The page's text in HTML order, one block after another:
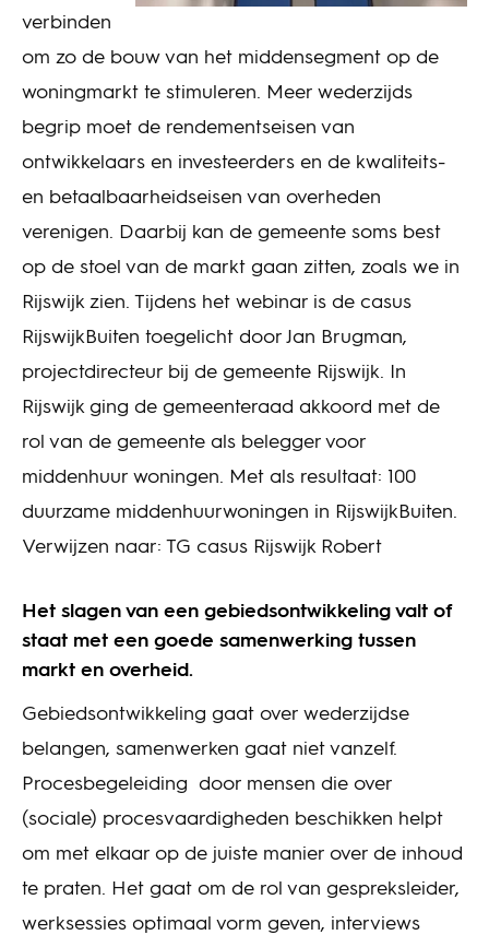
verbinden
om zo de bouw van het middensegment op de
woningmarkt te stimuleren. Meer wederzijds
begrip moet de rendementseisen van
ontwikkelaars en investeerders en de kwaliteits-
en betaalbaarheidseisen van overheden
verenigen. Daarbij kan de gemeente soms best
op de stoel van de markt gaan zitten, zoals we in
Rijswijk zien. Tijdens het webinar is de casus
RijswijkBuiten toegelicht door Jan Brugman,
projectdirecteur bij de gemeente Rijswijk. In
Rijswijk ging de gemeenteraad akkoord met de
rol van de gemeente als belegger voor
middenhuur woningen. Met als resultaat: 100
duurzame middenhuurwoningen in RijswijkBuiten.
Verwijzen naar: TG casus Rijswijk Robert
Het slagen van een gebiedsontwikkeling valt of
staat met een goede samenwerking tussen
markt en overheid.
Gebiedsontwikkeling gaat over wederzijdse
belangen, samenwerken gaat niet vanzelf.
Procesbegeleiding door mensen die over
(sociale) procesvaardigheden beschikken helpt
om met elkaar op de juiste manier over de inhoud
te praten. Het gaat om de rol van gespreksleider,
werksessies optimaal vorm geven, interviews